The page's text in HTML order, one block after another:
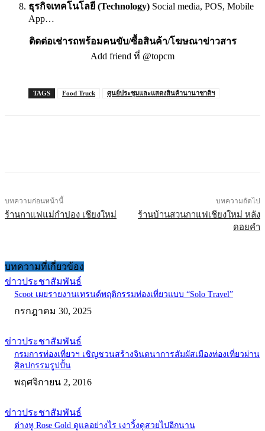
ธุรกิจเทคโนโลยี (Technology) Social media, POS, Mobile
App…
ติดต่อเช่ารถพร้อมคนขับ/ซื้อสินค้า/โฆษณาข่าวสาร
Add friend ที่ @topcm
TAGS Food Truck ศูนย์ประชุมและแสดงสินค้านานาชาติฯ
บทความก่อนหน้านี้
ร้านกาแฟแม่กำปอง เชียงใหม่
บทความถัดไป
ร้านบ้านสวนกาแฟเชียงใหม่ หลัง
ดอยคำ
บทความที่เกี่ยวข้อง
ข่าวประชาสัมพันธ์
Scoot เผยรายงานเทรนด์พฤติกรรมท่องเที่ยวแบบ “Solo Travel”
กรกฎาคม 30, 2025
ข่าวประชาสัมพันธ์
กรมการท่องเที่ยวฯ เชิญชวนสร้างจินตนาการสัมผัสเมืองท่องเที่ยวผ่าน
ศิลปกรรมรูปปั้น
พฤศจิกายน 2, 2016
ข่าวประชาสัมพันธ์
ต่างหู Rose Gold ดูแลอย่างไร เงาวิ้งดูสวยไปอีกนาน